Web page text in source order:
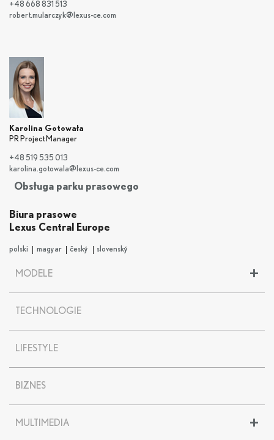
+48 668 831 513
robert.mularczyk@lexus-ce.com
Karolina Gotowała
PR Project Manager
+48 519 535 013
karolina.gotowala@lexus-ce.com
Obsługa parku prasowego
Biura prasowe
Lexus Central Europe
polski magyar český slovenský
+
MODELE
UX
UX 300e
NX
ES
LC
TECHNOLOGIE
LIFESTYLE
BIZNES
+
MULTIMEDIA